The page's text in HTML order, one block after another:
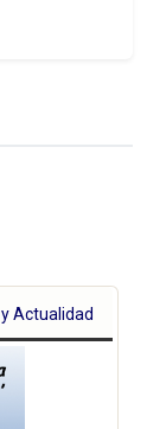
Actualidad